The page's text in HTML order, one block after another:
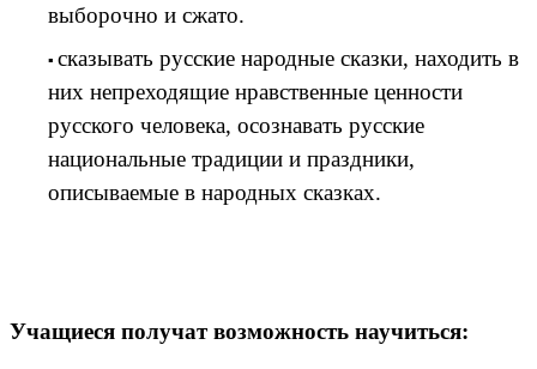
выборочно и сжато.
сказывать русские народные сказки, находить в
них непреходящие нравственные ценности
русского человека, осознавать русские
национальные традиции и праздники,
описываемые в народных сказках.
Учащиеся получат возможность научиться: